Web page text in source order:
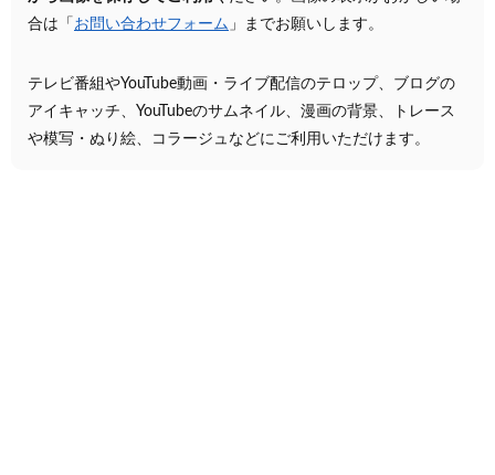
合は「 お問い合わせフォーム 」までお願いします。
テレビ番組やYouTube動画・ライブ配信のテロップ、ブログの
アイキャッチ、YouTubeのサムネイル、漫画の背景、トレース
や模写・ぬり絵、コラージュなどにご利用いただけます。